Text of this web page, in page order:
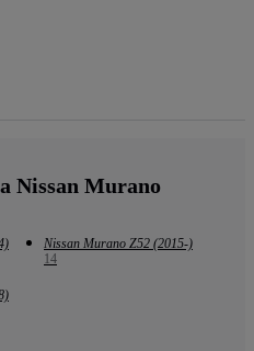
Nissan Murano
Nissan Murano Z52 (2015-)
14